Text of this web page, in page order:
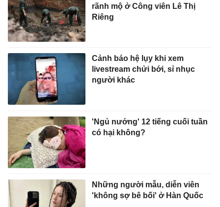
rãnh mộ ở Công viên Lê Thị
Riêng
Cảnh báo hệ lụy khi xem
livestream chửi bới, sỉ nhục
người khác
'Ngủ nướng' 12 tiếng cuối tuần
có hại không?
Những người mẫu, diễn viên
'không sợ bê bối' ở Hàn Quốc